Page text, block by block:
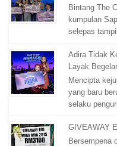
Bintang The
kumpulan
selepas
Adira Tidak
Layak
Mencipta
yang baru
selaku
GIVEAWAY
Bersempena